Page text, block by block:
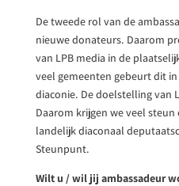
De tweede rol van de
nieuwe donateurs. Daarom
van LPB media in de
veel gemeenten gebeurt dit
diaconie. De doelstelling van
Daarom krijgen we veel
landelijk diaconaal
Steunpunt.
Wilt u / wil jij ambassadeur